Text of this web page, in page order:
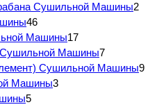
Сушильной Машины2
46
Машины17
Машины7
Сушильной Машины9
Машины3
5